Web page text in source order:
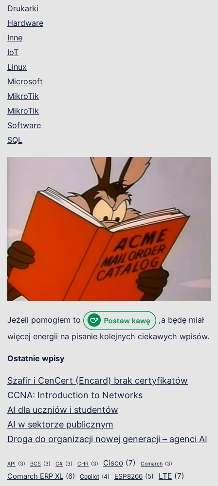
Drukarki
Hardware
Inne
IoT
Linux
Microsoft
MikroTik
MikroTik
Software
SQL
Jeżeli pomogłem to
,a będę miał
więcej energii na pisanie kolejnych ciekawych wpisów.
Ostatnie wpisy
Szafir i CenCert (Encard) brak certyfikatów
CCNA: Introduction to Networks
AI dla uczniów i studentów
AI w sektorze publicznym
Droga do organizacji nowej generacji – agenci AI
API (3) BCS (3) C# (3) CHR (3) Cisco (7) Comarch (3)
Comarch ERP XL (6) Copilot (4) ESP8266 (5) LTE (7)